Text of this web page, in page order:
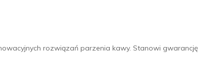
rozwiązań parzenia kawy. Stanowi gwarancję